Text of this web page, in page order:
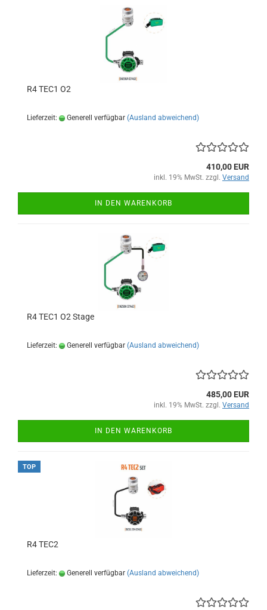
R4 TEC1 O2
Lieferzeit: Generell verfügbar (Ausland abweichend)
410,00 EUR
inkl. 19% MwSt. zzgl. Versand
IN DEN WARENKORB
R4 TEC1 O2 Stage
Lieferzeit: Generell verfügbar (Ausland abweichend)
485,00 EUR
inkl. 19% MwSt. zzgl. Versand
IN DEN WARENKORB
TOP
R4 TEC2
Lieferzeit: Generell verfügbar (Ausland abweichend)